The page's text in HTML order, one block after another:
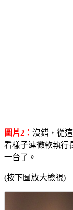
圖片2： 沒錯，從
看樣子連微軟執行
一台了。
(按下圖放大檢視)